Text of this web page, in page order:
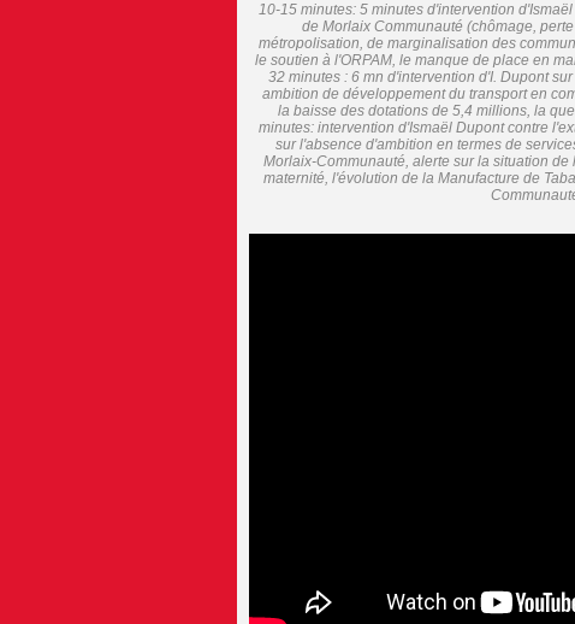
10-15 minutes: 5 minutes d'intervention
de Morlaix Communauté (chômage,
métropolisation, de marginalisation des
le soutien à l'ORPAM, le manque de place en
32 minutes : 6 mn d'intervention d'I. Dupont
ambition de développement du transport en
la baisse des dotations de 5,4 millions, la
minutes: intervention d'Ismaël Dupont contre
sur l'absence d'ambition en termes de
Morlaix-Communauté, alerte sur la situation
maternité, l'évolution de la Manufacture de